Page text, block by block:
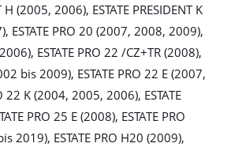
H (2005, 2006), ESTATE PRESIDENT K
ESTATE PRO 20 (2007, 2008, 2009),
ESTATE PRO 22 /CZ+TR (2008),
bis 2009), ESTATE PRO 22 E (2007,
22 K (2004, 2005, 2006), ESTATE
PRO 25 E (2008), ESTATE PRO
2019), ESTATE PRO H20 (2009),